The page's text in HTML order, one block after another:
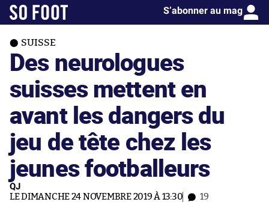
S’abonner au mag
SUISSE
Des neurologues
suisses mettent en
avant les dangers du
jeu de tête chez les
jeunes footballeurs
QJ
LE DIMANCHE 24 NOVEMBRE 2019 À 13:30 19